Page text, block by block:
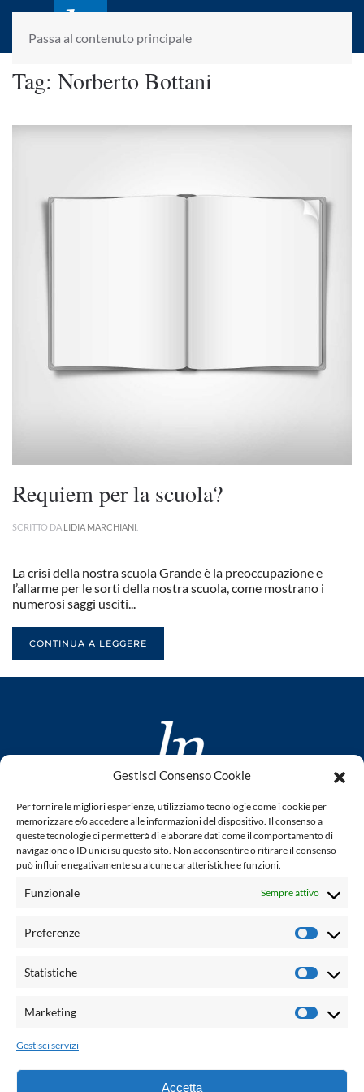
Gestisci Consenso Cookie
Per fornire le migliori esperienze, utilizziamo tecnologie come i cookie per
memorizzare e/o accedere alle informazioni del dispositivo. Il consenso a
queste tecnologie ci permetterà di elaborare dati come il comportamento di
navigazione o ID unici su questo sito. Non acconsentire o ritirare il consenso
può influire negativamente su alcune caratteristiche e funzioni.
Funzionale Sempre attivo
Preferenze
Statistiche
Marketing
Gestisci servizi
Accetta
Passa al contenuto principale
laletteraturaenoi.it
fondato da Romano Luperini
Tag: Norberto Bottani
Requiem per la scuola?
SCRITTO DA LIDIA MARCHIANI
La crisi della nostra scuola Grande è la preoccupazione e
l’allarme per le sorti della nostra scuola, come mostrano i
numerosi saggi usciti...
CONTINUA A LEGGERE
www.laletteraturaenoi.it
fondato da Romano Luperini
Questo blog non rappresenta una testata giornalistica in
quanto viene aggiornato senza alcuna periodicità. Non può
legge n° 62 del 7.03.2001. L'autore non è responsabile per
email:
Grafica e web:Salvatore Leto